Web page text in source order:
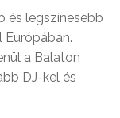
és legszínesebb
a Balaton
DJ-kel és